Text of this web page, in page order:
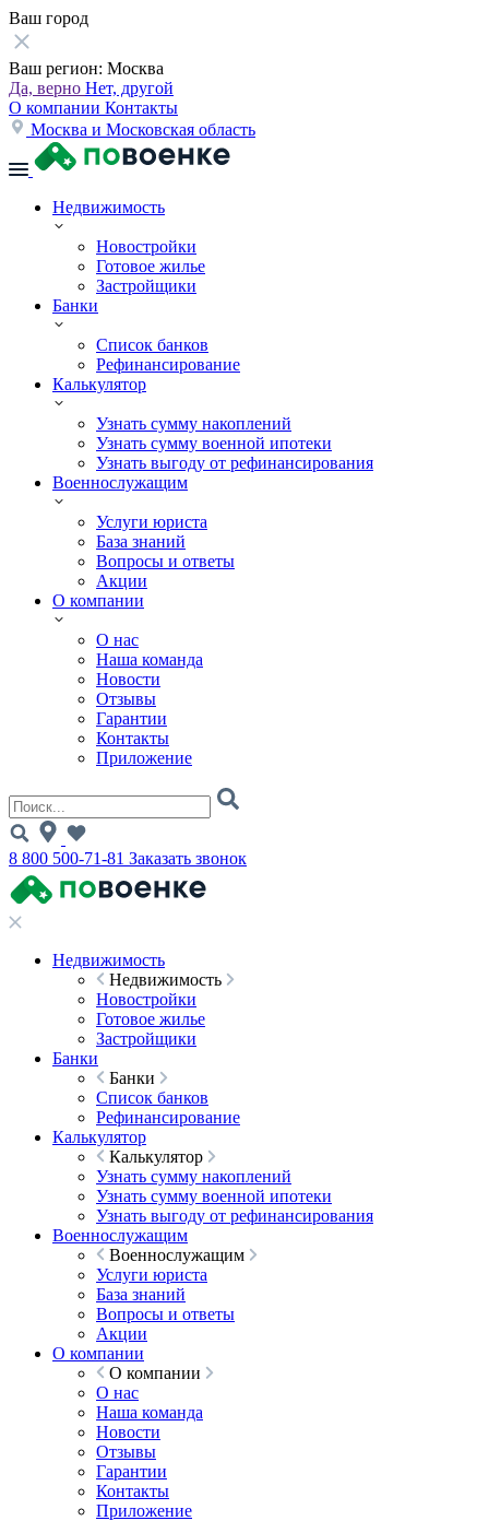
Ваш город
Ваш регион: Москва
Да, верно Нет, другой
О компании Контакты
Москва и Московская область
Недвижимость
Новостройки
Готовое жилье
Застройщики
Банки
Список банков
Рефинансирование
Калькулятор
Узнать сумму накоплений
Узнать сумму военной ипотеки
Узнать выгоду от рефинансирования
Военнослужащим
Услуги юриста
База знаний
Вопросы и ответы
Акции
О компании
О нас
Наша команда
Новости
Отзывы
Гарантии
Контакты
Приложение
8 800 500-71-81 Заказать звонок
Недвижимость
Недвижимость
Новостройки
Готовое жилье
Застройщики
Банки
Банки
Список банков
Рефинансирование
Калькулятор
Калькулятор
Узнать сумму накоплений
Узнать сумму военной ипотеки
Узнать выгоду от рефинансирования
Военнослужащим
Военнослужащим
Услуги юриста
База знаний
Вопросы и ответы
Акции
О компании
О компании
О нас
Наша команда
Новости
Отзывы
Гарантии
Контакты
Приложение